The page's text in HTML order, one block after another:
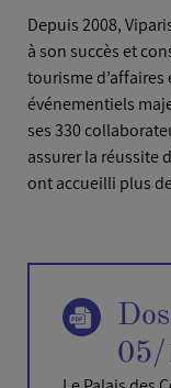
Depuis 2008,
à son succès et
tourisme d’affaires
événementiels
ses 330
assurer la réussite
ont accueilli plus